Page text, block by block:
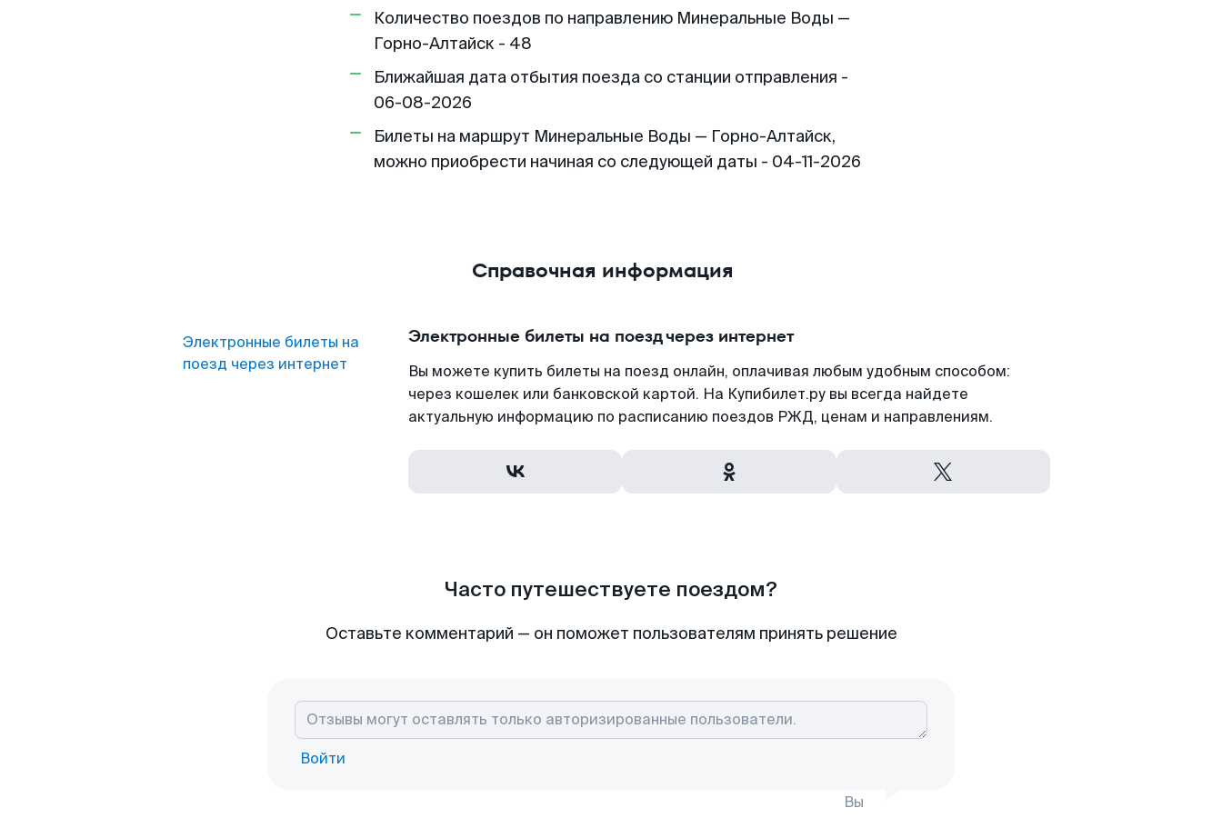
Количество поездов по направлению Минеральные Воды —
Горно-Алтайск - 48
Ближайшая дата отбытия поезда со станции отправления -
06-08-2026
Билеты на маршрут Минеральные Воды — Горно-Алтайск,
можно приобрести начиная со следующей даты - 04-11-2026
Справочная информация
Электронные билеты на
поезд через интернет
Электронные билеты на поезд через интернет
Вы можете купить билеты на поезд онлайн, оплачивая любым удобным способом:
через кошелек или банковской картой. На Купибилет.ру вы всегда найдете
актуальную информацию по расписанию поездов РЖД, ценам и направлениям.
Часто путешествуете поездом?
Оставьте комментарий — он поможет пользователям принять решение
Войти
Вы